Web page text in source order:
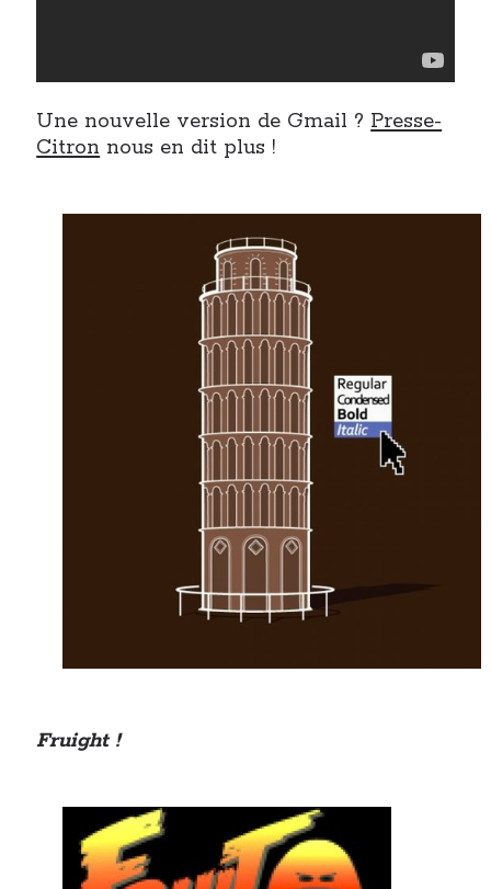
Une nouvelle version de Gmail ? Presse-
Citron nous en dit plus !
Fruight !